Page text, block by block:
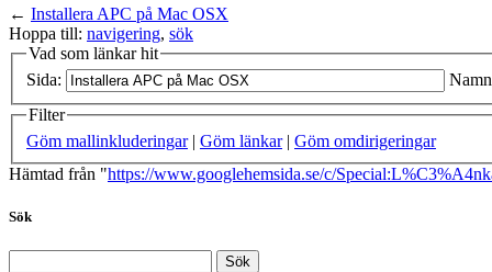
← Installera APC på Mac OSX
Hoppa till: navigering, sök
Vad som länkar hit
Sida:
Filter
Göm mallinkluderingar| Göm länkar| Göm omdirigeringar
Hämtad från "https://www.googlehemsida.se/c/
Sök